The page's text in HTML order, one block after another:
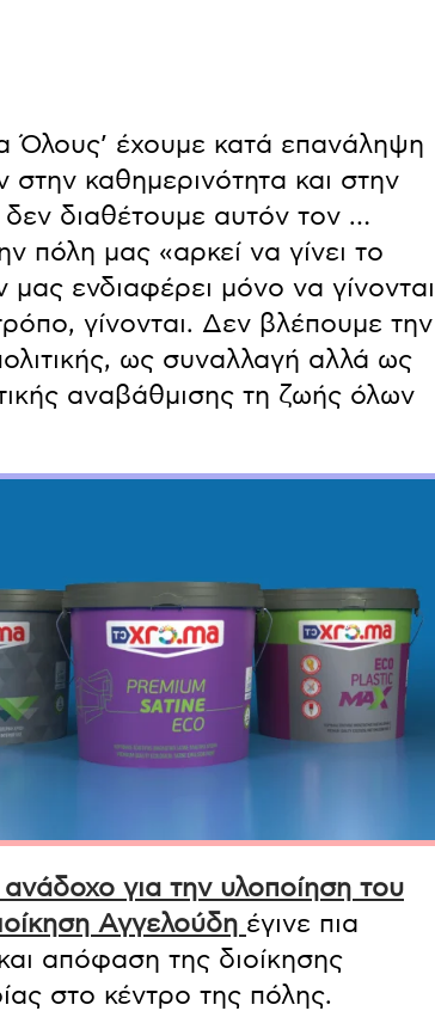
Όλους’ έχουμε κατά επανάληψη
καθημερινότητα και στην
διαθέτουμε αυτόν τον …
πόλη μας «αρκεί να γίνει το
ενδιαφέρει μόνο να γίνονται
γίνονται. Δεν βλέπουμε την
ως συναλλαγή αλλά ως
αναβάθμισης τη ζωής όλων
για την υλοποίηση του
Αγγελούδη έγινε πια
απόφαση της διοίκησης
στο κέντρο της πόλης.